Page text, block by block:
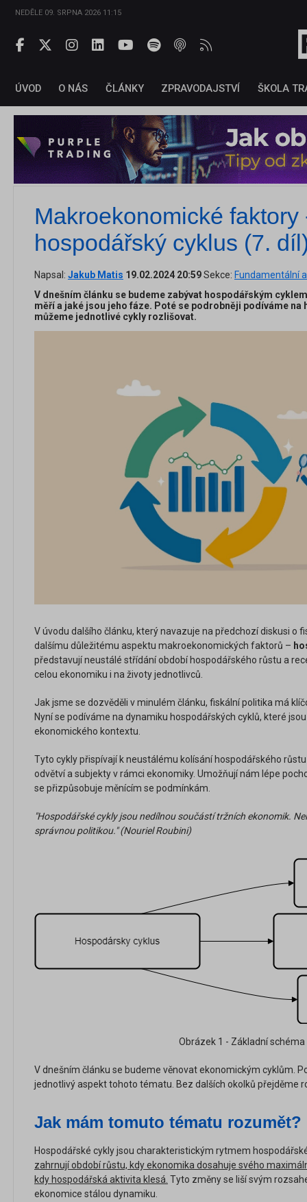
NEDĚLE 09. SRPNA 2026 11:15
ÚVOD O NÁS ČLÁNKY ZPRAVODAJSTVÍ ŠKOLA
Makroekonomické faktory
hospodářský cyklus (7.
Napsal: Jakub Matis 19.02.2024 20:59Sekce: Fundamentální
V dnešním článku se budeme zabývat hospodářským
měří a jaké jsou jeho fáze. Poté se podrobněji podíváme na
můžeme jednotlivé cykly rozlišovat.
V úvodu dalšího článku, který navazuje na předchozí diskusi o
dalšímu důležitému aspektu makroekonomických faktorů –
představují neustálé střídání období hospodářského růstu a
celou ekonomiku i na životy jednotlivců.
Jak jsme se dozvěděli v minulém článku, fiskální politika má
Nyní se podíváme na dynamiku hospodářských cyklů, které
ekonomického kontextu.
Tyto cykly přispívají k neustálému kolísání hospodářského
odvětví a subjekty v rámci ekonomiky. Umožňují nám lépe
se přizpůsobuje měnícím se podmínkám.
"Hospodářské cykly jsou nedílnou součástí tržních ekonomik.
správnou politikou." (Nouriel Roubini)
Obrázek 1 - Základní schéma
V dnešním článku se budeme věnovat ekonomickým cyklům.
jednotlivý aspekt tohoto tématu. Bez dalších okolků přejděme
Jak mám tomuto tématu rozumět?
Hospodářské cykly jsou charakteristickým rytmem
zahrnují období růstu, kdy ekonomika dosahuje svého
kdy hospodářská aktivita klesá. Tyto změny se liší svým
ekonomice stálou dynamiku.